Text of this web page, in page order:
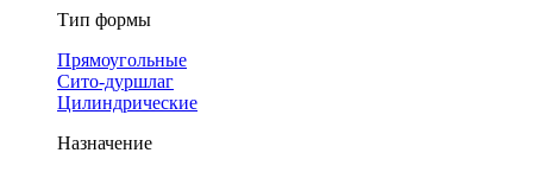
Тип формы
Прямоугольные
Сито-дуршлаг
Цилиндрические
Назначение